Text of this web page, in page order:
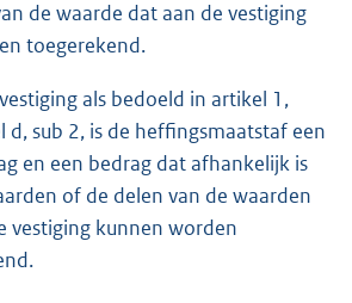
de waarde dat aan de vestiging
toegerekend.
als bedoeld in artikel 1,
d, sub 2, is de heffingsmaatstaf een
en een bedrag dat afhankelijk is
of de delen van de waarden
vestiging kunnen worden